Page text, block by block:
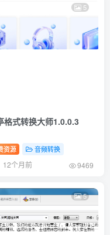
5
格式转换大师1.0.0.3
资源 音频转换
12个月前 9469
5